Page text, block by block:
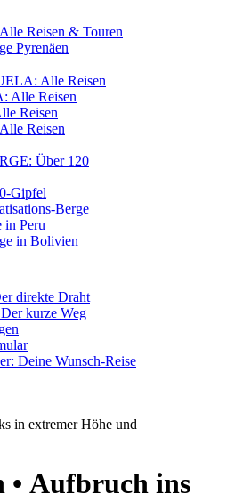
Reisen & Touren
Pyrenäen
Alle Reisen
Reisen
Reisen
Reisen
Über 120
Gipfel
Berge
Peru
in Bolivien
direkte Draht
kurze Weg
Deine Wunsch-Reise
• Aufbruch ins